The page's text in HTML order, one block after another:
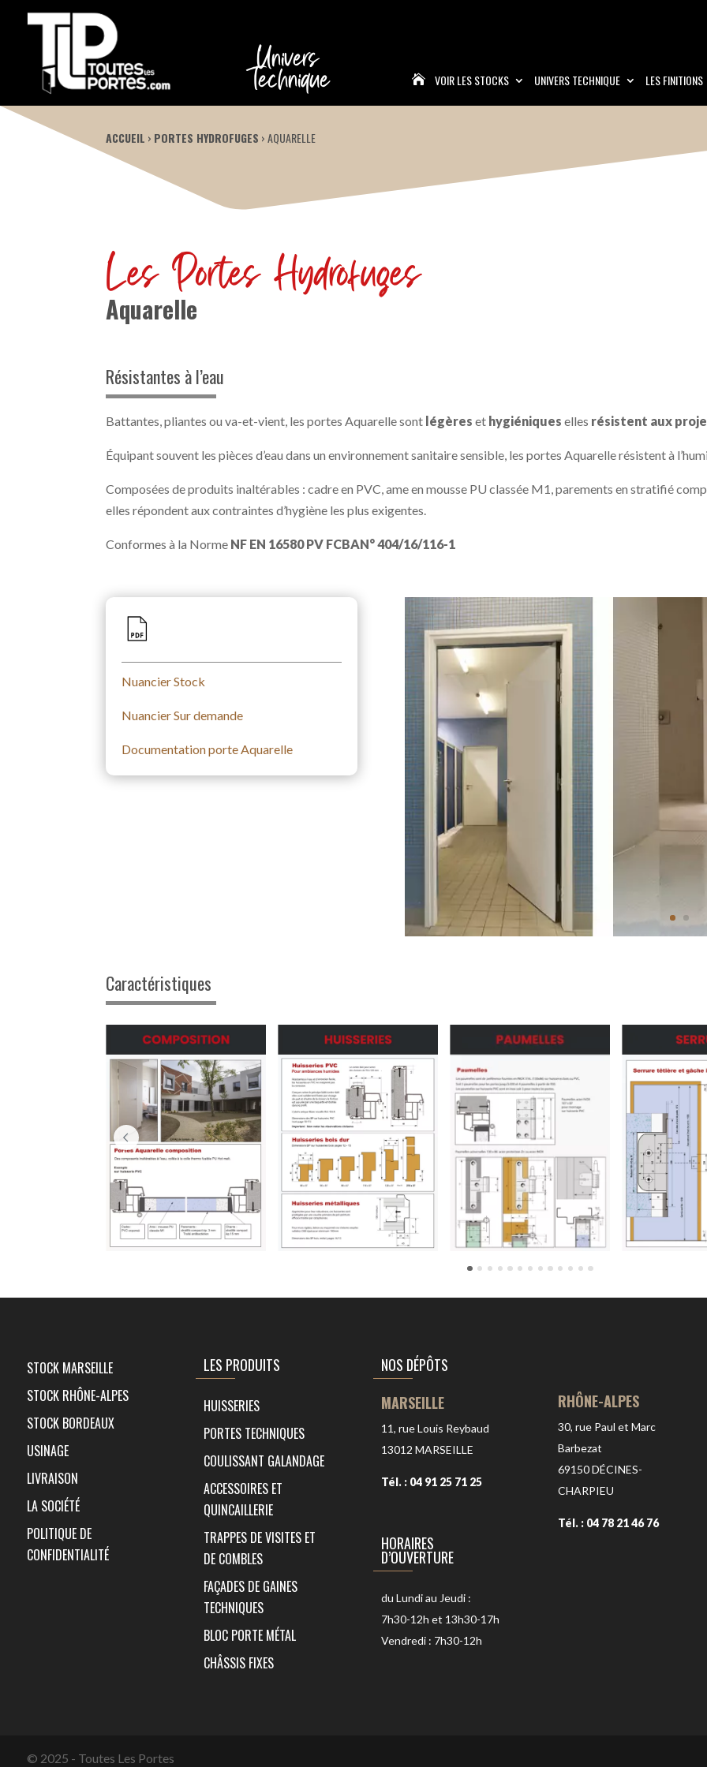
Univers
Technique  VOIR LES STOCKS UNIVERS TECHNIQUE LES FINITIONS
ACCUEIL › PORTES HYDROFUGES ›AQUARELLE
Les Portes Hydrofuges
Aquarelle
Résistantes à l’eau
Battantes, pliantes ou va-et-vient, les portes Aquarelle sont légères et hygiéniques elles résistent aux
Équipant souvent les pièces d’eau dans un environnement sanitaire sensible, les portes Aquarelle résistent à
Composées de produits inaltérables : cadre en PVC, ame en mousse PU classée M1, parements en stratifié
elles répondent aux contraintes d’hygiène les plus exigentes.
Conformes à la Norme NF EN 16580 PV FCBAN° 404/16/116-1
Nuancier Stock
Nuancier Sur demande
Documentation porte Aquarelle
Caractéristiques
Serrure
STOCK MARSEILLE
STOCK RHÔNE-ALPES
STOCK BORDEAUX
USINAGE
LIVRAISON
LA SOCIÉTÉ
POLITIQUE DE
CONFIDENTIALITÉ
LES PRODUITS
HUISSERIES
PORTES TECHNIQUES
COULISSANT GALANDAGE
ACCESSOIRES ET
QUINCAILLERIE
TRAPPES DE VISITES ET
DE COMBLES
FAÇADES DE GAINES
TECHNIQUES
BLOC PORTE MÉTAL
CHÂSSIS FIXES
NOS DÉPÔTS
MARSEILLE
11, rue Louis Reybaud
13012 MARSEILLE
Tél. : 04 91 25 71 25
HORAIRES
D’OUVERTURE
du Lundi au Jeudi :
7h30-12h et 13h30-17h
Vendredi : 7h30-12h
RHÔNE-ALPES
30, rue Paul et Marc
Barbezat
69150DÉCINES-
CHARPIEU
Tél. : 04 78 21 46 76
© 2025 - Toutes Les Portes